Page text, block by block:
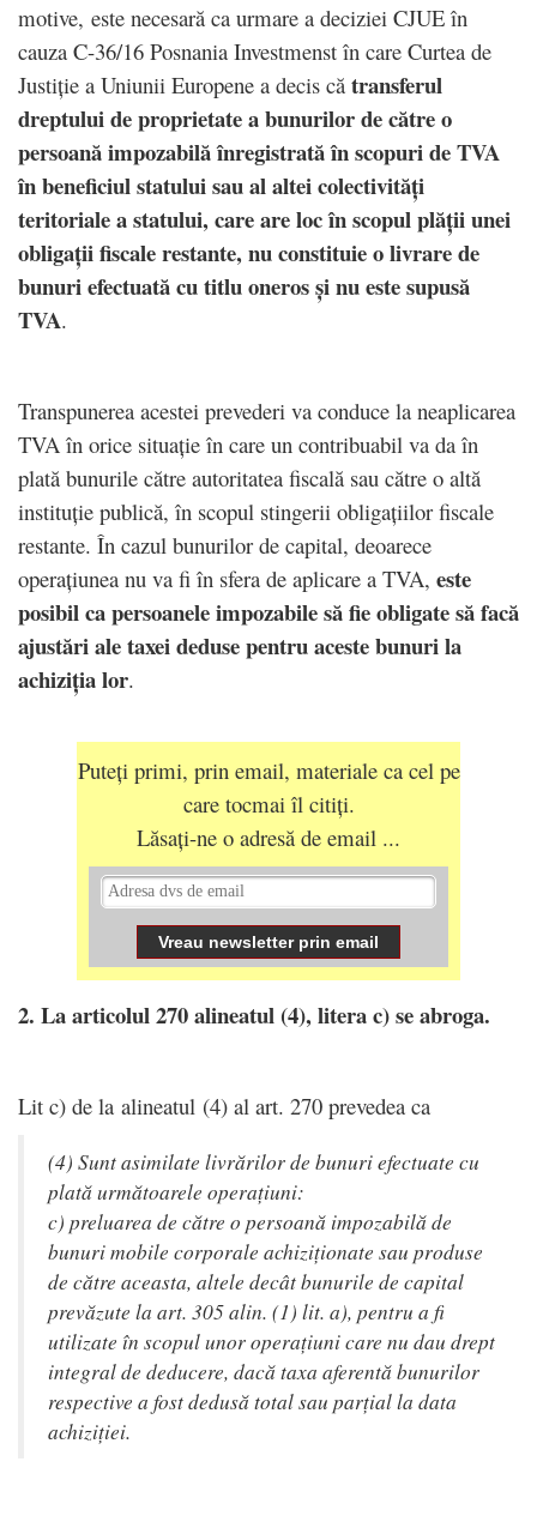
motive, este necesară ca urmare a deciziei CJUE în
cauza C-36/16 Posnania Investmenst în care Curtea de
Justiție a Uniunii Europene a decis că transferul
dreptului de proprietate a bunurilor de către o
persoană impozabilă înregistrată în scopuri de TVA
în beneficiul statului sau al altei colectivități
teritoriale a statului, care are loc în scopul plății unei
obligații fiscale restante, nu constituie o livrare de
bunuri efectuată cu titlu oneros și nu este supusă
TVA.
Transpunerea acestei prevederi va conduce la neaplicarea
TVA în orice situație în care un contribuabil va da în
plată bunurile către autoritatea fiscală sau către o altă
instituție publică, în scopul stingerii obligațiilor fiscale
restante. În cazul bunurilor de capital, deoarece
operațiunea nu va fi în sfera de aplicare a TVA, este
posibil ca persoanele impozabile să fie obligate să facă
ajustări ale taxei deduse pentru aceste bunuri la
achiziția lor.
Puteți primi, prin email, materiale ca cel pe
care tocmai îl citiți.
Lăsați-ne o adresă de email ...
2. La articolul 270 alineatul (4), litera c) se abroga.
Lit c) de la alineatul (4) al art. 270 prevedea ca
(4) Sunt asimilate livrărilor de bunuri efectuate cu
plată următoarele operațiuni:
c) preluarea de către o persoană impozabilă de
bunuri mobile corporale achiziționate sau produse
de către aceasta, altele decât bunurile de capital
prevăzute la art. 305 alin. (1) lit. a), pentru a fi
utilizate în scopul unor operațiuni care nu dau drept
integral de deducere, dacă taxa aferentă bunurilor
respective a fost dedusă total sau parțial la data
achiziției.